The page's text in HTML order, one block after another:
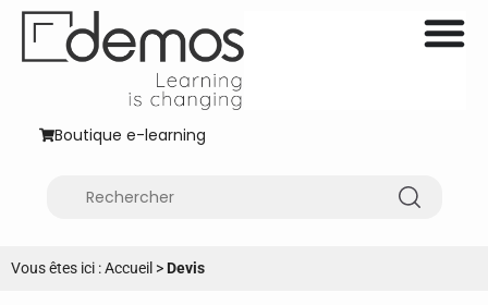
Boutique e-learning
Vous êtes ici :Accueil >Devis